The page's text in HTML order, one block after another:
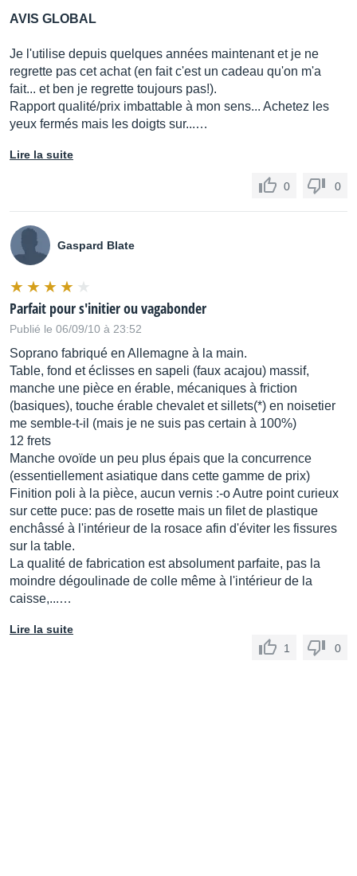
AVIS GLOBAL
Je l'utilise depuis quelques années maintenant et je ne
regrette pas cet achat (en fait c'est un cadeau qu'on m'a
fait... et ben je regrette toujours pas!).
Rapport qualité/prix imbattable à mon sens... Achetez les
yeux fermés mais les doigts sur...…
Lire la suite
0 0
Gaspard Blate
Parfait pour s'initier ou vagabonder
Publié le 06/09/10 à 23:52
Soprano fabriqué en Allemagne à la main.
Table, fond et éclisses en sapeli (faux acajou) massif,
manche une pièce en érable, mécaniques à friction
(basiques), touche érable chevalet et sillets(*) en noisetier
me semble-t-il (mais je ne suis pas certain à 100%)
12 frets
Manche ovoïde un peu plus épais que la concurrence
(essentiellement asiatique dans cette gamme de prix)
Finition poli à la pièce, aucun vernis :-o Autre point curieux
sur cette puce: pas de rosette mais un filet de plastique
enchâssé à l'intérieur de la rosace afin d'éviter les fissures
sur la table.
La qualité de fabrication est absolument parfaite, pas la
moindre dégoulinade de colle même à l'intérieur de la
caisse,...…
Lire la suite
1
0